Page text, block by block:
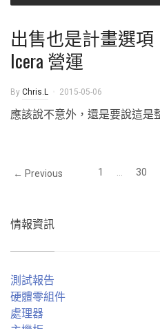
出售也是計畫選項
Icera 營運
By Chris.L 2015-05-06
應該說不意外，還是要說這是
← Previous 1 30
情報資訊
測試報告
硬體零組件
處理器